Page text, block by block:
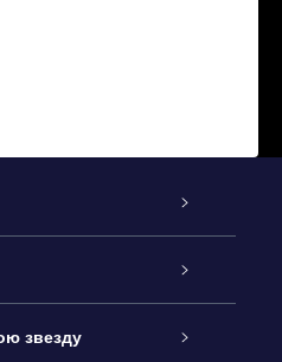
Star Gift
звезду